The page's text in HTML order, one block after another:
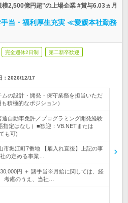
2,500億円超"の上場企業 #賞与6.03ヵ月
手当・福利厚生充実 ≪愛媛本社勤務
完全週休2日制 第二新卒歓迎
： 2026/12/17
の設計・開発・保守業務を担当いただ
積極的なポジション）
自動車免許／プログラミング開発経験
指定はなし）■歓迎：VB.NETまたは
も可)
市堀江町7番地 【雇入れ直後】上記の事
の定める事業…
円 ＋ 諸手当※月給に関しては、経
慮のうえ、当社…